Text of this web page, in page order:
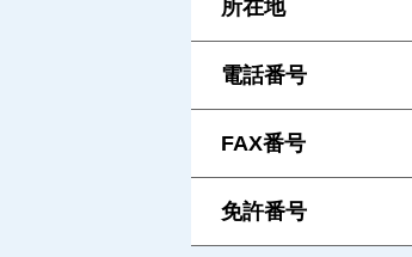
所在地
電話番号
FAX番号
免許番号